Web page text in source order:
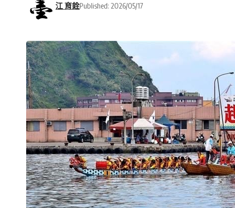
江 育銓Published: 2026/05/17